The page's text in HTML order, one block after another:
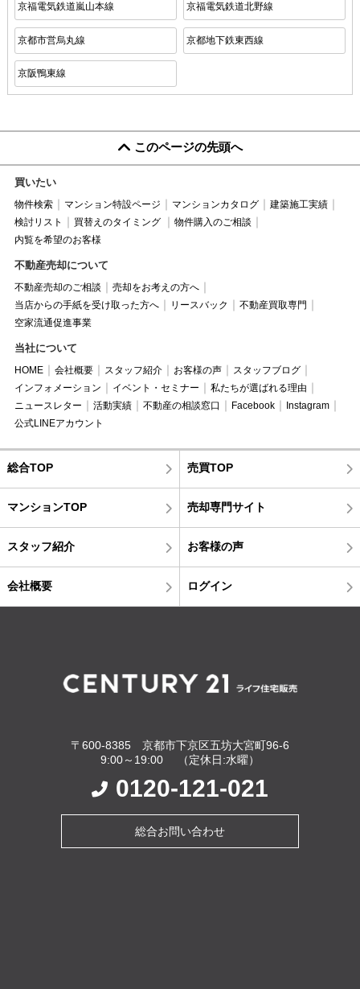
京福電気鉄道嵐山本線 京福電気鉄道北野線
京都市営烏丸線 京都地下鉄東西線
京阪鴨東線
このページの先頭へ
買いたい
物件検索 マンション特設ページ マンションカタログ
建築施工実績
検討リスト
買替えのタイミング
物件購入のご相談
内覧を希望のお客様
不動産売却について
不動産売却のご相談
売却をお考えの方へ
当店からの手紙を受け取った方へ
リースバック
不動産買取専門
空家流通促進事業
当社について
HOME 会社概要 スタッフ紹介 お客様の声
スタッフブログ
インフォメーション
イベント・セミナー
私たちが選ばれる理由
ニュースレター
活動実績 不動産の相談窓口 Facebook
Instagram
公式LINEアカウント
総合TOP 売買TOP
マンションTOP 売却専門サイト
スタッフ紹介 お客様の声
会社概要 ログイン
〒600-8385 京都市下京区五坊大宮町96-6
9:00～19:00 （定休日:水曜）
0120-121-021
総合お問い合わせ